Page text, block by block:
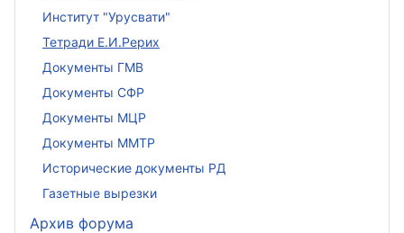
Институт "Урусвати"
Тетради Е.И.Рерих
Документы ГМВ
Документы СФР
Документы МЦР
Документы ММТР
Исторические документы РД
Газетные вырезки
Архив форума